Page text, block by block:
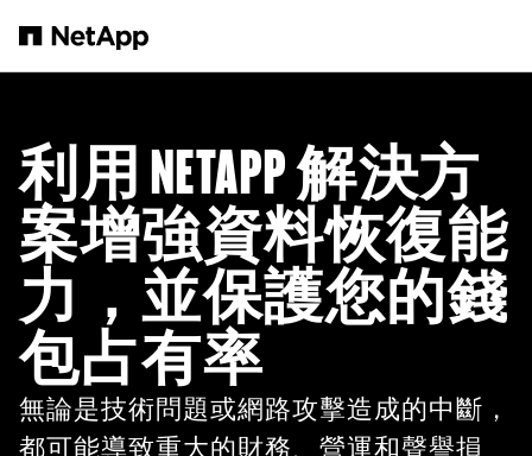
利用 NETAPP 解決方
案增強資料恢復能
力，並保護您的錢
包占有率
無論是技術問題或網路攻擊造成的中斷，
都可能導致重大的財務、營運和聲譽損